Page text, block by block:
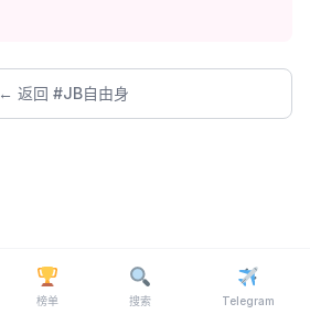
← 返回 #JB自由身
榜单 搜索 Telegram